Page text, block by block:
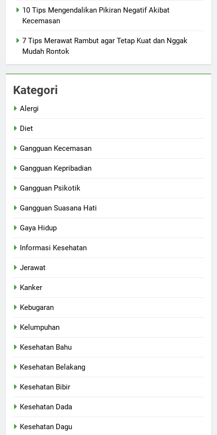
10 Tips Mengendalikan Pikiran Negatif Akibat
Kecemasan
7 Tips Merawat Rambut agar Tetap Kuat dan Nggak
Mudah Rontok
Kategori
Alergi
Diet
Gangguan Kecemasan
Gangguan Kepribadian
Gangguan Psikotik
Gangguan Suasana Hati
Gaya Hidup
Informasi Kesehatan
Jerawat
Kanker
Kebugaran
Kelumpuhan
Kesehatan Bahu
Kesehatan Belakang
Kesehatan Bibir
Kesehatan Dada
Kesehatan Dagu